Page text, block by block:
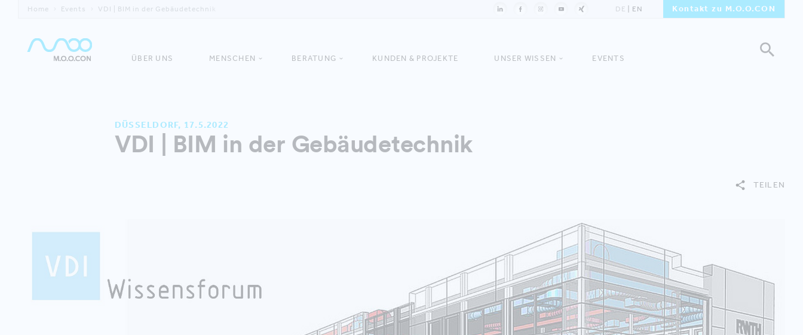
Home Events VDI | BIM in der Gebäudetechnik DE EN Kontakt zu M.O.O.CON
ÜBER UNS MENSCHEN BERATUNG KUNDEN & PROJEKTE UNSER WISSEN EVENTS
DÜSSELDORF, 17.5.2022
VDI | BIM in der Gebäudetechnik
TEILEN